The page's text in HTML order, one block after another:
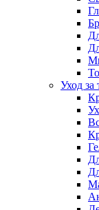
Уход за